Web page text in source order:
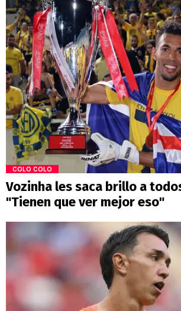
COLO COLO
Vozinha les saca brillo a
"Tienen que ver mejor eso"